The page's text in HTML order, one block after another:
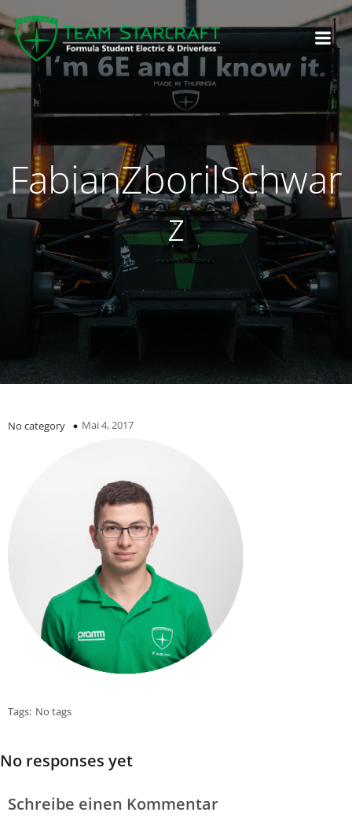
FabianZborilSchwar
z
No category Mai 4, 2017
Tags: No tags
No responses yet
Schreibe einen Kommentar